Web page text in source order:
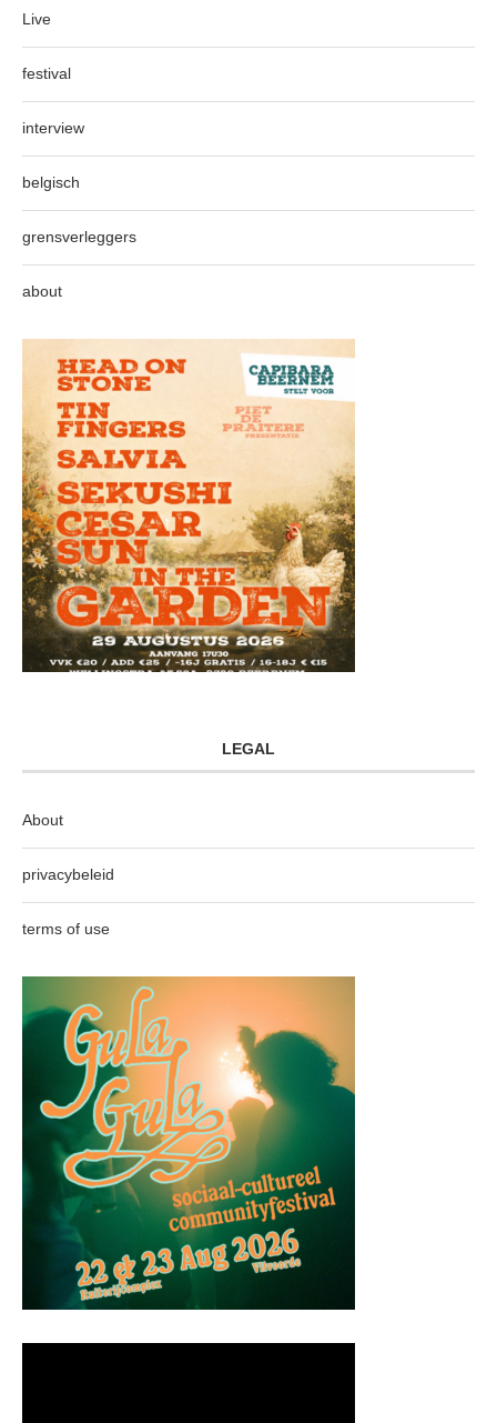
Live
festival
interview
belgisch
grensverleggers
about
LEGAL
About
privacybeleid
terms of use